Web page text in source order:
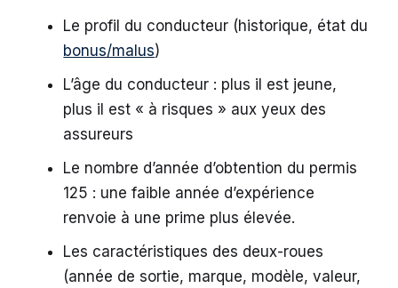
Le profil du conducteur (historique, état du
bonus/malus)
L’âge du conducteur : plus il est jeune,
plus il est « à risques » aux yeux des
assureurs
Le nombre d’année d’obtention du permis
125 : une faible année d’expérience
renvoie à une prime plus élevée.
Les caractéristiques des deux-roues
(année de sortie, marque, modèle, valeur,